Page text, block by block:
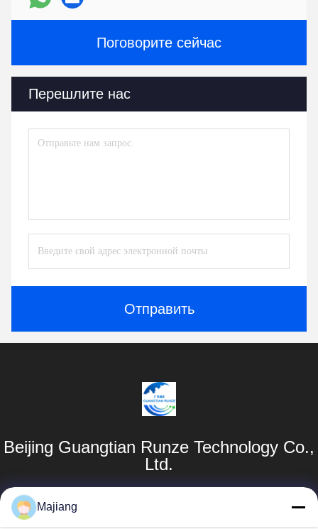
Поговорите сейчас
Перешлите нас
Отправить
Beijing Guangtian Runze Technology Co.,
Ltd.
Продукты
Majiang